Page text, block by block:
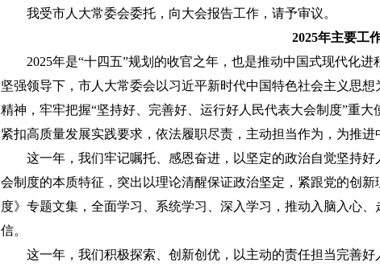
我受市人大常委会委托，向大会报告工作，请予审议。
2025年主要工
2025年是“十四五”规划的收官之年，也是推动中国式现代化
坚强领导下，市人大常委会以习近平新时代中国特色社会主义思
精神，牢牢把握“坚持好、完善好、运行好人民代表大会制度”重
紧扣高质量发展实践要求，依法履职尽责，主动担当作为，为推进
这一年，我们牢记嘱托、感恩奋进，以坚定的政治自觉坚持
会制度的本质特征，突出以理论清醒保证政治坚定，紧跟党的创
度》专题文集，全面学习、系统学习、深入学习，推动入脑入心
信。
这一年，我们积极探索、创新创优，以主动的责任担当完善